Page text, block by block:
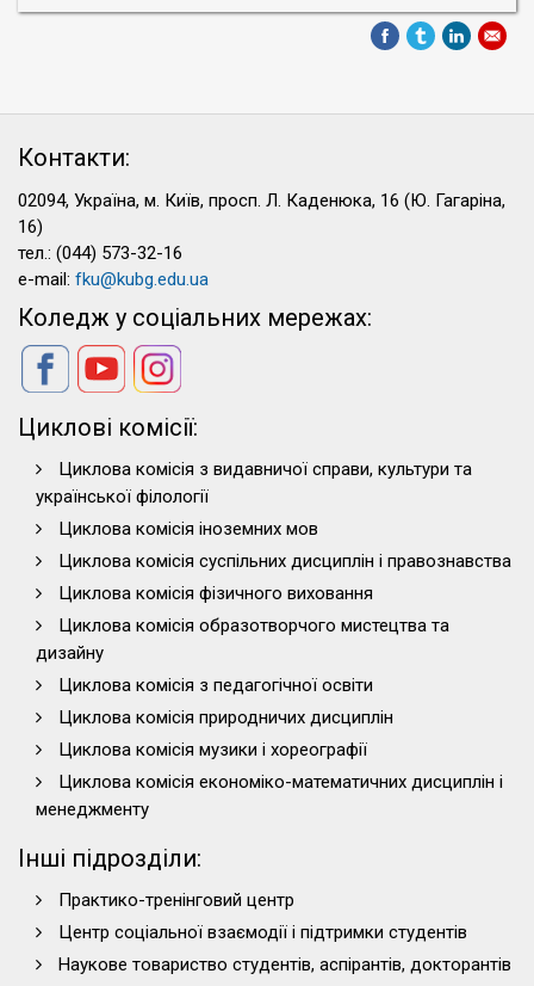
Контакти:
02094, Україна, м. Київ, просп. Л. Каденюка, 16 (Ю. Гагаріна,
16)
тел.: (044) 573-32-16
e-mail: fku@kubg.edu.ua
Коледж у соціальних мережах:
Циклові комісії:
Циклова комісія з видавничої справи, культури та
української філології
Циклова комісія іноземних мов
Циклова комісія суспільних дисциплін і правознавства
Циклова комісія фізичного виховання
Циклова комісія образотворчого мистецтва та
дизайну
Циклова комісія з педагогічної освіти
Циклова комісія природничих дисциплін
Циклова комісія музики і хореографії
Циклова комісія економіко-математичних дисциплін і
менеджменту
Інші підрозділи:
Практико-тренінговий центр
Центр соціальної взаємодії і підтримки студентів
Наукове товариство студентів, аспірантів, докторантів